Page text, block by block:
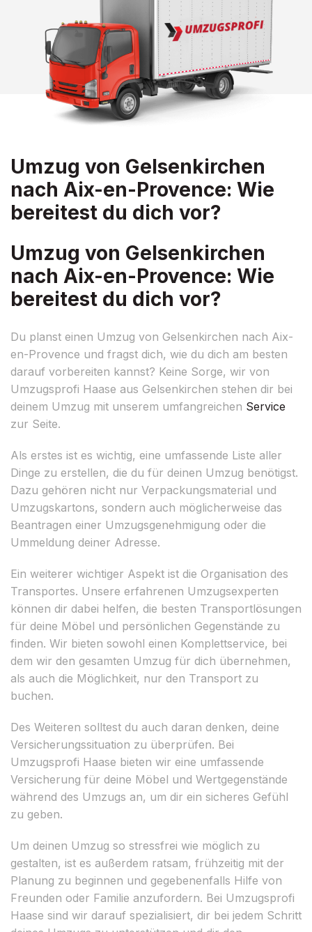
Umzug von Gelsenkirchen
nach Aix-en-Provence: Wie
bereitest du dich vor?
Umzug von Gelsenkirchen
nach Aix-en-Provence: Wie
bereitest du dich vor?
Du planst einen Umzug von Gelsenkirchen nach Aix-
en-Provence und fragst dich, wie du dich am besten
darauf vorbereiten kannst? Keine Sorge, wir von
Umzugsprofi Haase aus Gelsenkirchen stehen dir bei
deinem Umzug mit unserem umfangreichen Service
zur Seite.
Als erstes ist es wichtig, eine umfassende Liste aller
Dinge zu erstellen, die du für deinen Umzug benötigst.
Dazu gehören nicht nur Verpackungsmaterial und
Umzugskartons, sondern auch möglicherweise das
Beantragen einer Umzugsgenehmigung oder die
Ummeldung deiner Adresse.
Ein weiterer wichtiger Aspekt ist die Organisation des
Transportes. Unsere erfahrenen Umzugsexperten
können dir dabei helfen, die besten Transportlösungen
für deine Möbel und persönlichen Gegenstände zu
finden. Wir bieten sowohl einen Komplettservice, bei
dem wir den gesamten Umzug für dich übernehmen,
als auch die Möglichkeit, nur den Transport zu
buchen.
Des Weiteren solltest du auch daran denken, deine
Versicherungssituation zu überprüfen. Bei
Umzugsprofi Haase bieten wir eine umfassende
Versicherung für deine Möbel und Wertgegenstände
während des Umzugs an, um dir ein sicheres Gefühl
zu geben.
Um deinen Umzug so stressfrei wie möglich zu
gestalten, ist es außerdem ratsam, frühzeitig mit der
Planung zu beginnen und gegebenenfalls Hilfe von
Freunden oder Familie anzufordern. Bei Umzugsprofi
Haase sind wir darauf spezialisiert, dir bei jedem Schritt